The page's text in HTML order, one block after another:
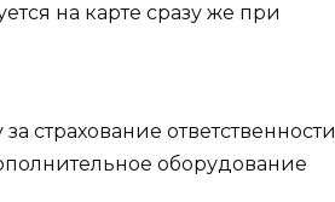
на карте сразу же при
страхование ответственности
оборудование